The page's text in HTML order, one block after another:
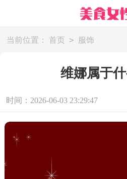
当前位置： 首页 > 服饰
维娜属于
时间：2026-06-03 23:29:47